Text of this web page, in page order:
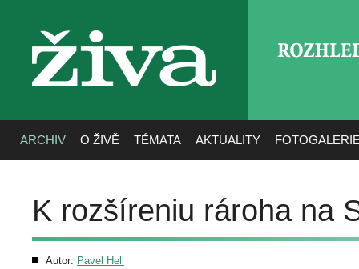
živa
ARCHIV O ŽIVĚ TÉMATA AKTUALITY
K rozšíreniu rároha na
Autor: Pavel Hell